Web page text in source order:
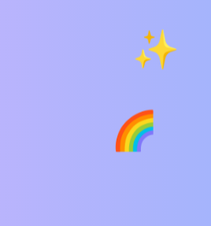
🌈
✨